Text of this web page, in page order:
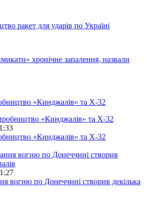
ракет для ударів по Україні
хронічне запалення, назвали
«Кинджалів» та Х-32
«Кинджалів» та Х-32
вогню по Донеччині створив декілька